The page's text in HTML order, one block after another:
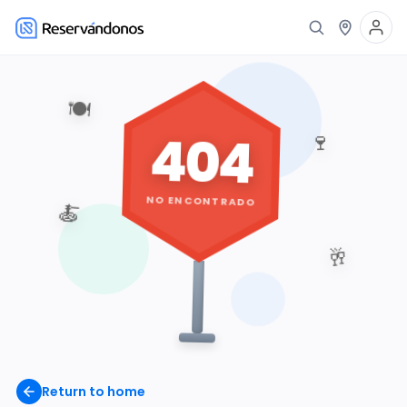
Return to home
🍽️
🍷
🥂
🍝
404
NO ENCONTRADO